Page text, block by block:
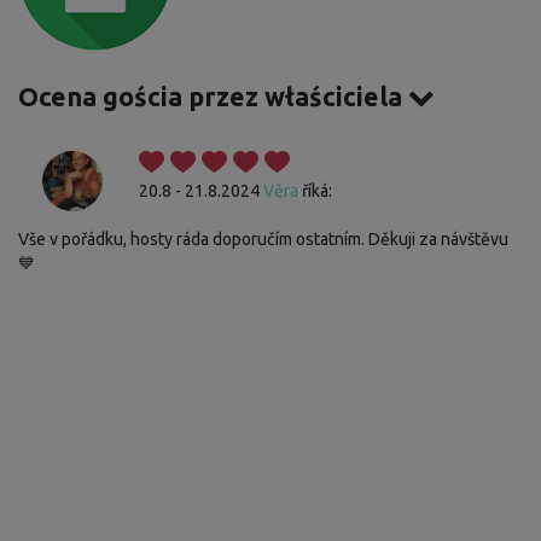
Ocena gościa przez właściciela
20.8 - 21.8.2024Věra říká:
Vše v pořádku, hosty ráda doporučím ostatním. Děkuji za návštěvu
💙